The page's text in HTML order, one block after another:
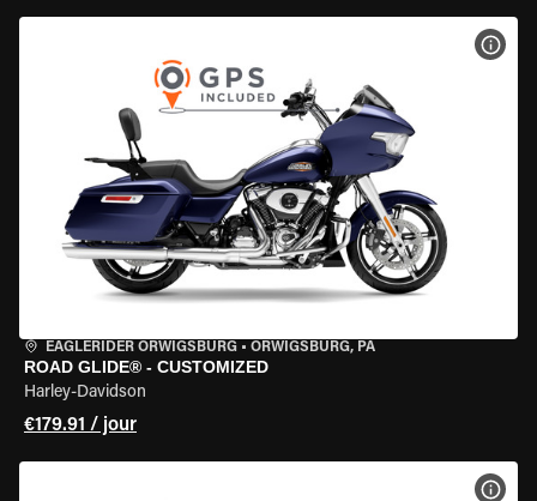
EAGLERIDER ORWIGSBURG • ORWIGSBURG, PA
ROAD GLIDE® - CUSTOMIZED
Harley-Davidson
€179.91 / jour